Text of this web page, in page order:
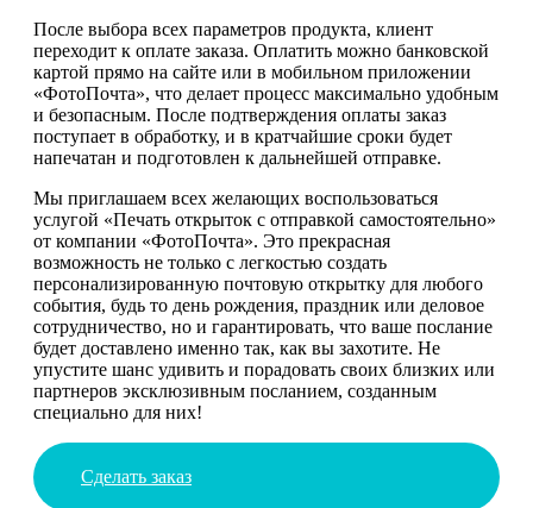
После выбора всех параметров продукта, клиент
переходит к оплате заказа. Оплатить можно банковской
картой прямо на сайте или в мобильном приложении
«ФотоПочта», что делает процесс максимально удобным
и безопасным. После подтверждения оплаты заказ
поступает в обработку, и в кратчайшие сроки будет
напечатан и подготовлен к дальнейшей отправке.
Мы приглашаем всех желающих воспользоваться
услугой «Печать открыток с отправкой самостоятельно»
от компании «ФотоПочта». Это прекрасная
возможность не только с легкостью создать
персонализированную почтовую открытку для любого
события, будь то день рождения, праздник или деловое
сотрудничество, но и гарантировать, что ваше послание
будет доставлено именно так, как вы захотите. Не
упустите шанс удивить и порадовать своих близких или
партнеров эксклюзивным посланием, созданным
специально для них!
Сделать заказ